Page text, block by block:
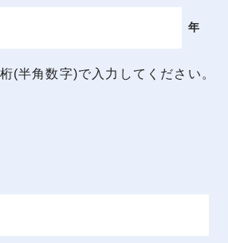
年
(半角数字)で入力してください。